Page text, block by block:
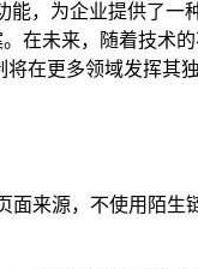
能，为企业提供了一
在未来，随着技术
将在更多领域发挥其
面来源，不使用陌生